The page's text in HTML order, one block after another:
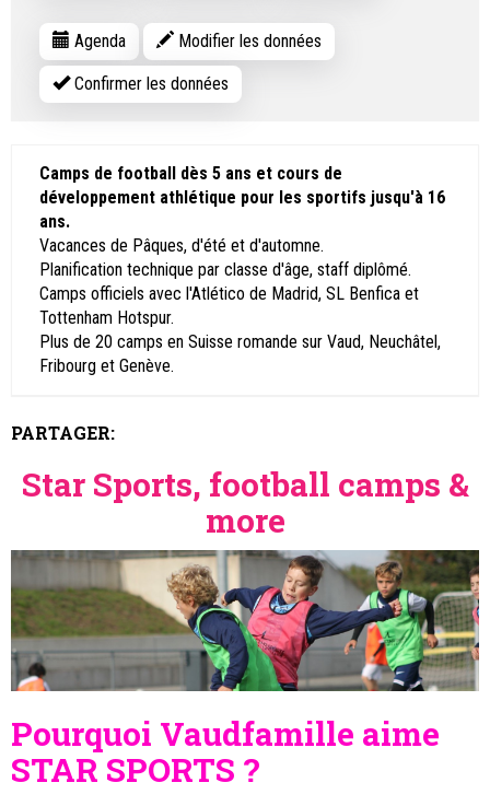
Agenda Modifier les données
Confirmer les données
Camps de football dès 5 ans et cours de
développement athlétique pour les sportifs jusqu'à 16
ans.
Vacances de Pâques, d'été et d'automne.
Planification technique par classe d'âge, staff diplômé.
Camps officiels avec l'Atlético de Madrid, SL Benfica et
Tottenham Hotspur.
Plus de 20 camps en Suisse romande sur Vaud, Neuchâtel,
Fribourg et Genève.
PARTAGER:
Star Sports, football camps &
more
Pourquoi Vaudfamille aime
STAR SPORTS ?